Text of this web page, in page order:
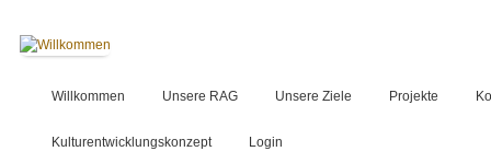
Willkommen Unsere RAG Unsere Ziele Projekte
Kulturentwicklungskonzept Login